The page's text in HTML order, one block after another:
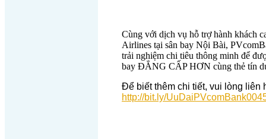
Cùng với dịch vụ hỗ trợ hành khách
Airlines tại sân bay Nội Bài,
trải nghiệm chi tiêu thông minh để
bay ĐẲNG CẤP HƠN cùng thẻ tín
Để biết thêm chi tiết, vui lòng liên
http://bit.ly/